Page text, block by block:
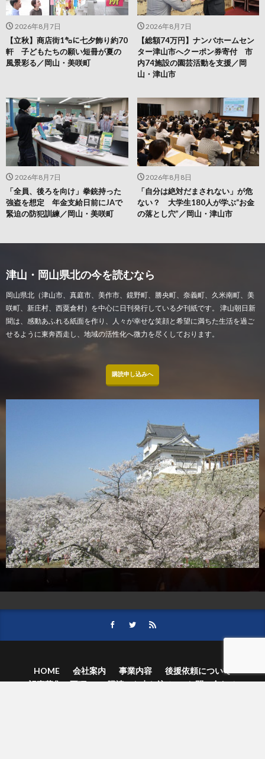
2026年8月8日
「自分は絶対だまされない」が危
ない？ 大学生180人が学ぶ“お金
の落とし穴”／岡山・津山市
2026年8月7日
「全員、後ろを向け」拳銃持った
強盗を想定 年金支給日前にJAで
緊迫の防犯訓練／岡山・美咲町
2026年8月7日
【総額74万円】ナンバホームセン
ター津山市へクーポン券寄付 市
内74施設の園芸活動を支援／岡
山・津山市
2026年8月7日
【立秋】商店街1㌔に七夕飾り約70
軒 子どもたちの願い短冊が夏の
風景彩る／岡山・美咲町
津山・岡山県北の今を読むなら
岡山県北（津山市、真庭市、美作市、鏡野町、勝央町、奈義町、久米南町、美
咲町、新庄村、西粟倉村）を中心に日刊発行している夕刊紙です。 津山朝日新
聞は、感動あふれる紙面を作り、人々が幸せな笑顔と希望に満ちた生活を過ご
せるように東奔西走し、地域の活性化へ微力を尽くしております。
購読申し込みへ
HOME 会社案内 事業内容
後援依頼について
記事募集の要項
ご購読のお申し込み
お問い合わせ